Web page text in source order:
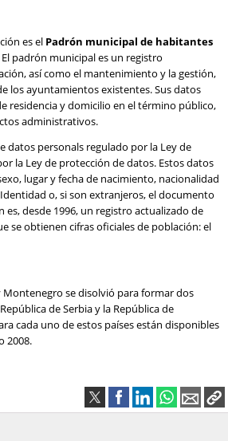
es el Padrón municipal de habitantes
padrón municipal es un registro
así como el mantenimiento y la gestión,
los ayuntamientos existentes. Sus datos
residencia y domicilio en el término público,
administrativos.
datos personals regulado por la Ley de
la Ley de protección de datos. Estos datos
lugar y fecha de nacimiento, nacionalidad
o, si son extranjeros, el documento
es, desde 1996, un registro actualizado de
se obtienen cifras oficiales de población: el
Montenegro se disolvió para formar dos
de Serbia y la República de
cada uno de estos países están disponibles
2008.